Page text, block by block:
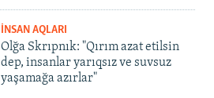
İNSAN AQLARI
Olğa Skrıpnık: "Qırım azat etilsin
dep, insanlar yarıqsız ve suvsuz
yaşamağa azırlar"